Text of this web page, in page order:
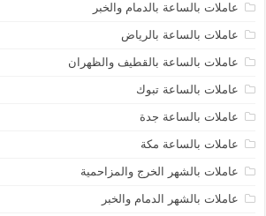
عاملات بالساعة بالدمام والخبر
عاملات بالساعة بالرياض
عاملات بالساعة بالقطيف والظهران
عاملات بالساعة تبوك
عاملات بالساعة جدة
عاملات بالساعة مكة
عاملات بالشهر الخرج والمزاحمية
عاملات بالشهر الدمام والخبر